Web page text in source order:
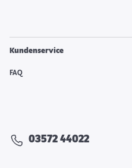
Kundenservice
FAQ
03572 44022